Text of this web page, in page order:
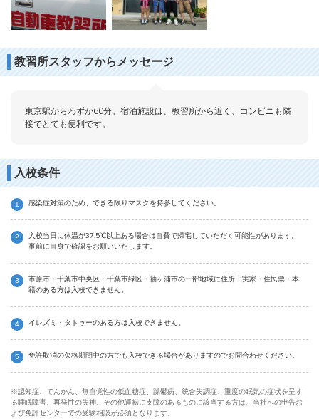
教習所スタッフからメッセージ
東京駅からわずか60分。宿泊施設は、教習所から近く、コンビニも隣
接でとても便利です。
入校条件
感染症対策のため、できる限りマスクを持参してください。
入校当日に体温が37.5℃以上ある場合は自費で帰宅していただく可能性があります。
事前に自身で確認をお願いいたします。
市原市・千葉市中央区・千葉市緑区・袖ヶ浦市の一部地域に住所・実家・住民票・本
籍のある方は入校できません。
イレズミ・タトゥーのある方は入校できません。
免許取消の欠格期間中の方でも入校できる場合がありますのでお問合わせください。
※認知症、てんかん、無自覚性の低血糖症、躁鬱病、統合失調症、重度の眠気の症状を呈す
る睡眠障害、再発性の失神、その他運転に支障のあるものに該当する方は、当社への申告お
よび免許センターでの受験相談が必須となります。